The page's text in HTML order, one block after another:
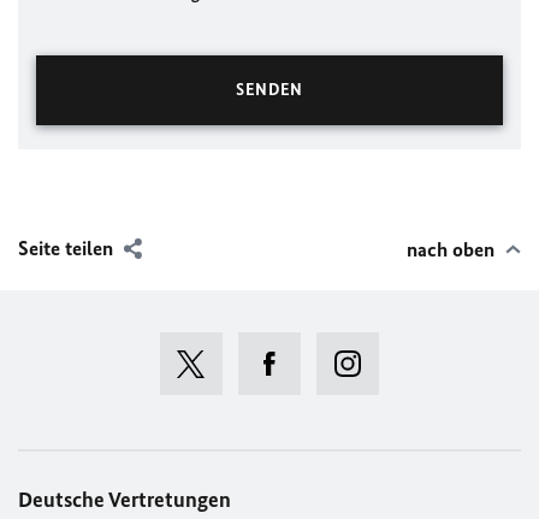
Seite teilen nach oben
Deutsche Vertretungen